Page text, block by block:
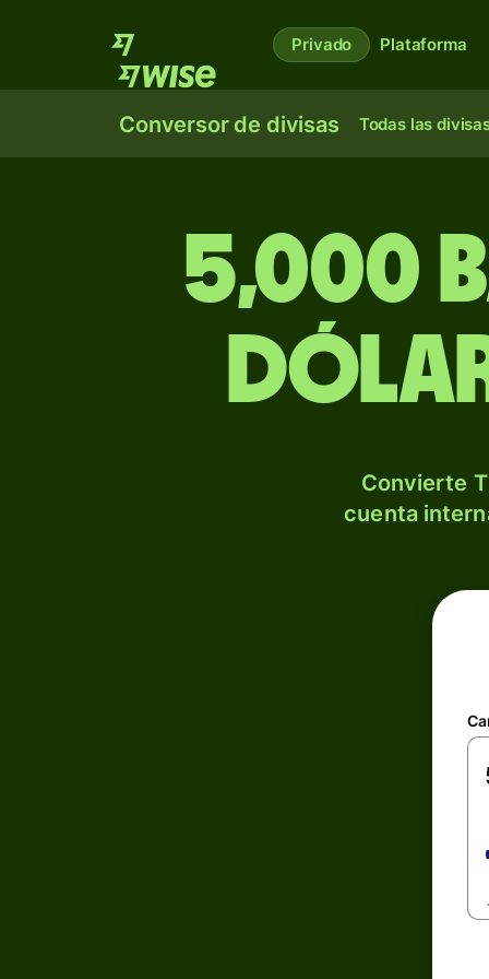
Privado Plataforma
Conversor de divisas Todas las
5,000
Convierte
cuenta